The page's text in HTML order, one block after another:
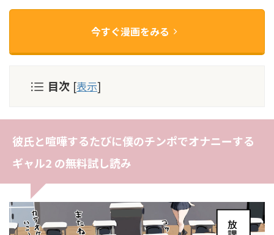
今すぐ漫画をみる
目次 [表示]
彼氏と喧嘩するたびに僕のチンポでオナニーする
ギャル2 の無料試し読み